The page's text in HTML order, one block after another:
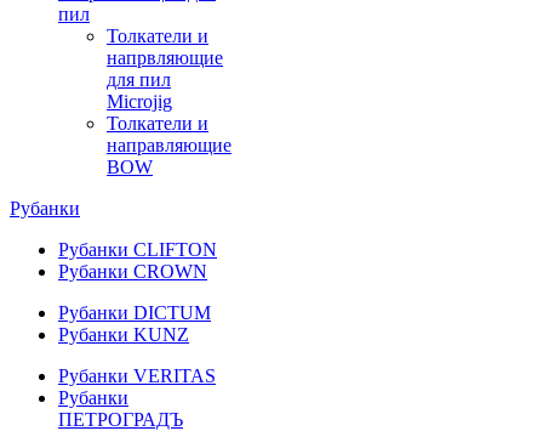
пил
Толкатели и
напрвляющие
для пил
Microjig
Толкатели и
направляющие
BOW
Рубанки
Рубанки CLIFTON
Рубанки CROWN
Рубанки DICTUM
Рубанки KUNZ
Рубанки VERITAS
Рубанки
ПЕТРОГРАДЪ